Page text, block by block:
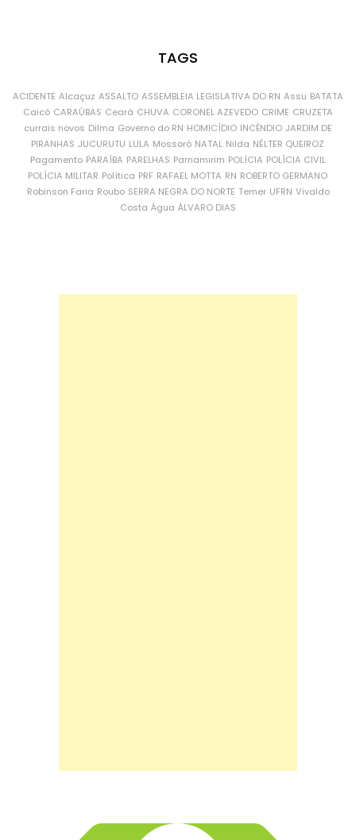
TAGS
ACIDENTE Alcaçuz ASSALTO ASSEMBLEIA LEGISLATIVA DO RN Assu BATATA
Caicó CARAÚBAS Ceará CHUVA CORONEL AZEVEDO CRIME CRUZETA
currais novos Dilma Governo do RN HOMICÍDIO INCÊNDIO JARDIM DE
PIRANHAS JUCURUTU LULA Mossoró NATAL Nilda NÉLTER QUEIROZ
Pagamento PARAÍBA PARELHAS Parnamirim POLÍCIA POLÍCIA CIVIL
POLÍCIA MILITAR Política PRF RAFAEL MOTTA RN ROBERTO GERMANO
Robinson Faria Roubo SERRA NEGRA DO NORTE Temer UFRN Vivaldo
Costa Água ÁLVARO DIAS